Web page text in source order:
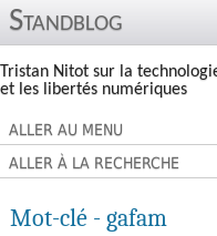
Standblog
Tristan Nitot sur la
et les libertés numériques
ALLER AU MENU
ALLER À LA RECHERCHE
Mot-clé - gafam